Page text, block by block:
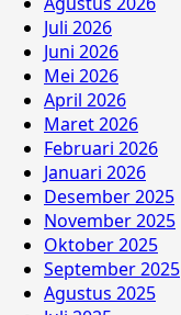
Juli 2026
Juni 2026
Mei 2026
April 2026
Maret 2026
Februari 2026
Januari 2026
Desember 2025
November 2025
Oktober 2025
September 2025
Agustus 2025